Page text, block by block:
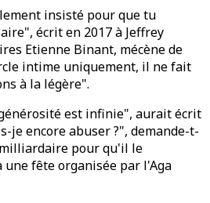
insisté pour que tu
écrit en 2017 à Jeffrey
Etienne Binant, mécène de
intime uniquement, il ne fait
à la légère".
générosité est infinie", aurait écrit
je encore abuser ?", demande-t-
pour qu'il le
fête organisée par l'Aga